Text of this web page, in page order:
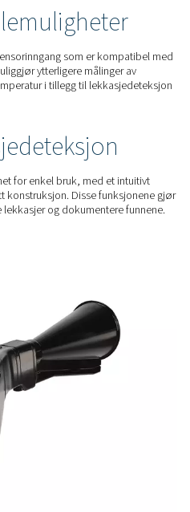
ultralydteknologi og et
lekkasjene, noe som gir
kostnadsbesparelser (€
en sensorinngang som er
som muliggjør ytterligere
og temperatur i tillegg til
designet for enkel bruk, med
og lett konstruksjon. Disse
lekkasjer og